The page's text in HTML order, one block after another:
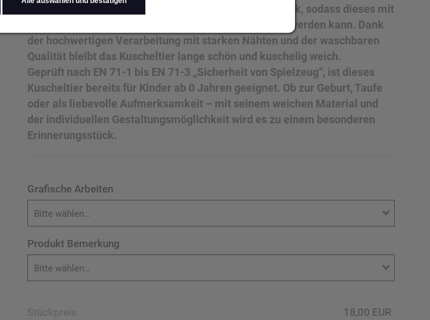
Das Shirt eignet sich optimal für den Sublimationsdruck, sodass dieses mit
individuellen Designs, Namen oder Motiven bedruckt werden kann. Dank
der hochwertigen Verarbeitung mit starken Nähten und der waschbaren
Qualität bleibt das Kuscheltier lange schön und kuschelig weich.
Geprüft nach EN 71-1 bis EN 71-3 „Sicherheit von Spielzeug“, ist dieses
Kuscheltier bereits für Kinder ab 0 Jahren geeignet. Ob zur Geburt, Taufe
oder als liebevolle Aufmerksamkeit – mit seinem weichen Material und
der individuellen Gestaltungsmöglichkeit wird es zu einem besonderen
Erinnerungsstück.
Grafische Arbeiten
Bitte wählen…
Produkt Bemerkung
Bitte wählen…
Stückpreis 18,00 EUR